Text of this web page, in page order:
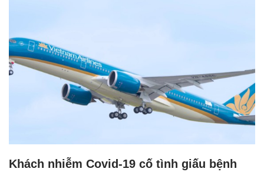
Khách nhiễm Covid-19 cố tình giấu bệnh